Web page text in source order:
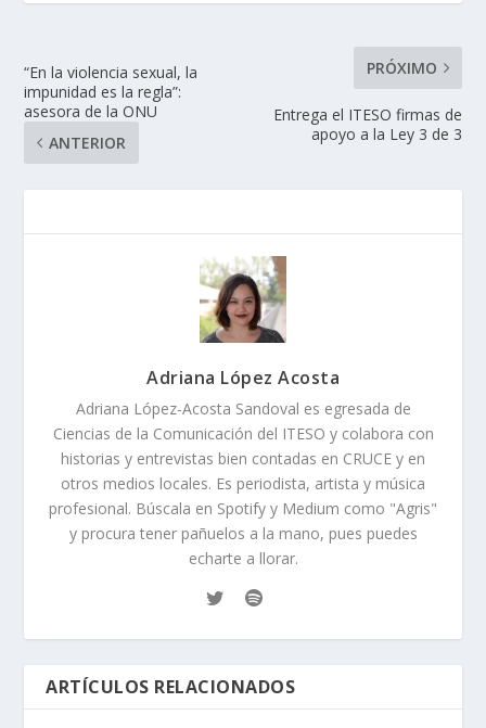
“En la violencia sexual, la
impunidad es la regla”:
asesora de la ONU
ANTERIOR
PRÓXIMO
Entrega el ITESO firmas de
apoyo a la Ley 3 de 3
Adriana López Acosta
Adriana López-Acosta Sandoval es egresada de
Ciencias de la Comunicación del ITESO y colabora con
historias y entrevistas bien contadas en CRUCE y en
otros medios locales. Es periodista, artista y música
profesional. Búscala en Spotify y Medium como "Agris"
y procura tener pañuelos a la mano, pues puedes
echarte a llorar.
ARTÍCULOS RELACIONADOS